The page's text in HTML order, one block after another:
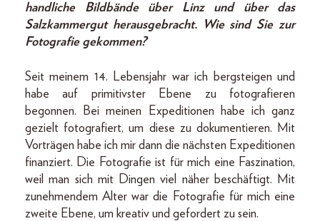
handliche Bildbände über Linz und über das
Salzkammergut herausgebracht. Wie sind Sie zur
Fotografie gekommen?
Seit meinem 14. Lebensjahr war ich bergsteigen und
habe auf primitivster Ebene zu fotografieren
begonnen. Bei meinen Expeditionen habe ich ganz
gezielt fotografiert, um diese zu dokumentieren. Mit
Vorträgen habe ich mir dann die nächsten Expeditionen
finanziert. Die Fotografie ist für mich eine Faszination,
weil man sich mit Dingen viel näher beschäftigt. Mit
zunehmendem Alter war die Fotografie für mich eine
zweite Ebene, um kreativ und gefordert zu sein.